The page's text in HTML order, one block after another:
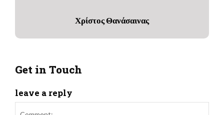
Χρίστος Θανάσαινας
Get in Touch
leave a reply